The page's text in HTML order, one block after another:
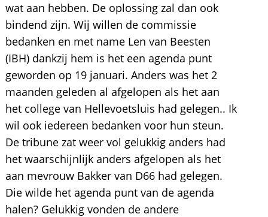
wat aan hebben. De oplossing zal dan ook
bindend zijn. Wij willen de commissie
bedanken en met name Len van Beesten
(IBH) dankzij hem is het een agenda punt
geworden op 19 januari. Anders was het 2
maanden geleden al afgelopen als het aan
het college van Hellevoetsluis had gelegen.. Ik
wil ook iedereen bedanken voor hun steun.
De tribune zat weer vol gelukkig anders had
het waarschijnlijk anders afgelopen als het
aan mevrouw Bakker van D66 had gelegen.
Die wilde het agenda punt van de agenda
halen? Gelukkig vonden de andere